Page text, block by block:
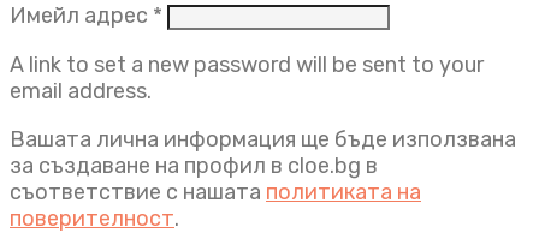
Имейл адрес * Задължително
A link to set a new password will be sent to your
email address.
Вашата лична информация ще бъде използвана
за създаване на профил в cloe.bg в
съответствие с нашата политиката на
поверителност.